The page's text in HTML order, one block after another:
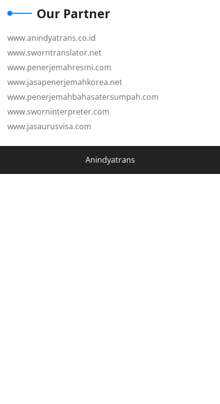
Our Partner
www.anindyatrans.co.id
www.sworntranslator.net
www.penerjemahresmi.com
www.jasapenerjemahkorea.net
www.penerjemahbahasatersumpah.com
www.sworninterpreter.com
www.jasaurusvisa.com
Anindyatrans